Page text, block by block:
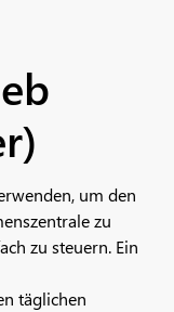
um den
zu
zu steuern. Ein
täglichen